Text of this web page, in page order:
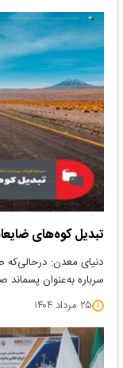
تبدیل کوه‌های
دنیای معدن: درحالی‌که
سرباره به‌عنوان
۲۵ مرداد ۱۴۰۴